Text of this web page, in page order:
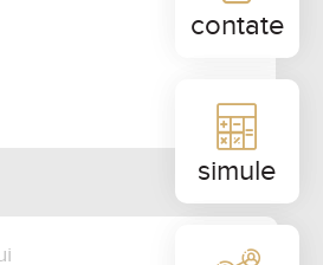
contate
simule